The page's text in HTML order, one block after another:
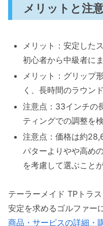
メリットと注
メリット：安定した
初心者から中級者に
メリット：グリップ
く、長時間のラウン
注意点：33インチの
ティングでの調整を
注意点：価格は約
パターよりやや高め
を考慮して選ぶこと
テーラーメイド TPトラ
安定を求めるゴルファー
商品・サービスの詳細・